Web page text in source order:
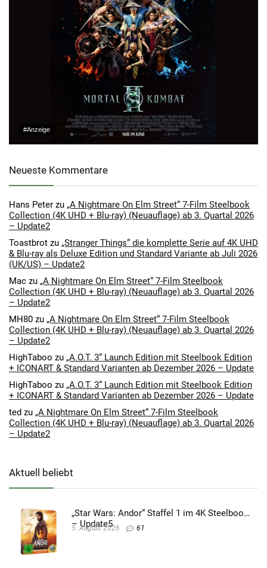
#Anzeige
Neueste Kommentare
Hans Peter zu „A Nightmare On Elm Street“ 7-Film Steelbook
Collection (4K UHD + Blu-ray) (Neuauflage) ab 3. Quartal 2026
– Update2
Toastbrot zu „Stranger Things“ die komplette Serie auf 4K UHD
& Blu-ray als Deluxe Edition und Standard Variante ab Juli 2026
(UK/US) – Update2
Mac zu „A Nightmare On Elm Street“ 7-Film Steelbook
Collection (4K UHD + Blu-ray) (Neuauflage) ab 3. Quartal 2026
– Update2
MH80 zu „A Nightmare On Elm Street“ 7-Film Steelbook
Collection (4K UHD + Blu-ray) (Neuauflage) ab 3. Quartal 2026
– Update2
HighTaboo zu „A.O.T. 3“ Launch Edition mit Steelbook Edition
+ ICONART & Standard Varianten ab Dezember 2026 – Update
HighTaboo zu „A.O.T. 3“ Launch Edition mit Steelbook Edition
+ ICONART & Standard Varianten ab Dezember 2026 – Update
ted zu „A Nightmare On Elm Street“ 7-Film Steelbook
Collection (4K UHD + Blu-ray) (Neuauflage) ab 3. Quartal 2026
– Update2
Aktuell beliebt
„Star Wars: Andor“ Staffel 1 im 4K Steelbook
– Update5
5. August 2026 61